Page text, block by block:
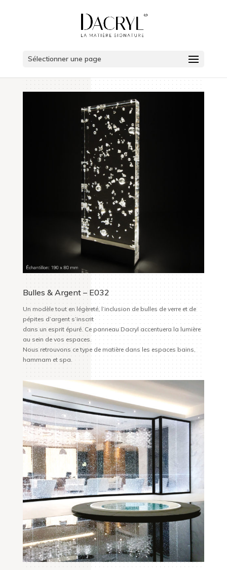
Sélectionner une page
Bulles & Argent – E032
Un modèle tout en légèreté, l’inclusion de bulles de verre et de
pépites d’argent s’inscrit
dans un esprit épuré. Ce panneau Dacryl accentuera la lumière
au sein de vos espaces.
Nous retrouvons ce type de matière dans les espaces bains,
hammam et spa.